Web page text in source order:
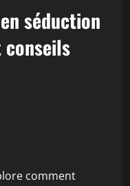
séduction
conseils
comment